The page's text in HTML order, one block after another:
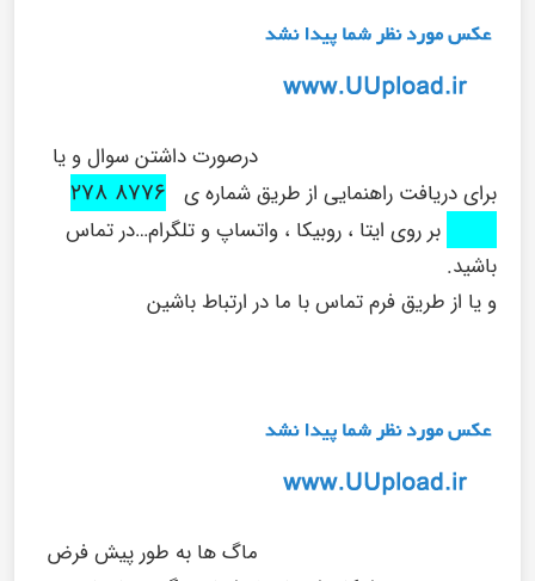
درصورت داشتن سوال و یا
برای دریافت راهنمایی از طریق شماره ی
8776 278
بر روی ایتا ، روبیکا ، واتساپ و تلگرام…در تماس
باشید.
و یا از طریق فرم تماس با ما در ارتباط باشین
ماگ ها به طور پیش فرض